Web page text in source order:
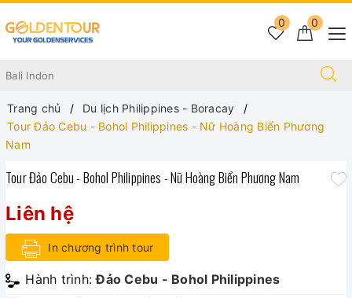
0
0
Trang chủ
Du lịch Philippines - Boracay
Tour Đảo Cebu - Bohol Philippines - Nữ Hoàng Biển Phương
Nam
Tour Đảo Cebu - Bohol Philippines - Nữ Hoàng Biển Phương Nam
Liên hệ
In chương trình tour
Hành trình: Đảo Cebu - Bohol Philippines